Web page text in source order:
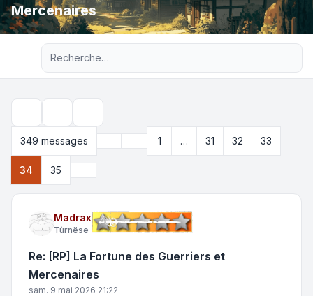
Mercenaires
Recherche avancée
349 messages
Page34sur
Précédente
1 … 31 32 33
34 35
Madrax
Tùrnëse
Re: [RP] La Fortune des Guerriers et
Mercenaires
sam. 9 mai 2026 21:22